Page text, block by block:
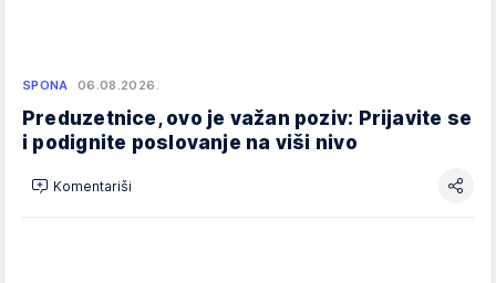
SPONA 06.08.2026.
Preduzetnice, ovo je važan poziv: Prijavite se
i podignite poslovanje na viši nivo
Komentariši